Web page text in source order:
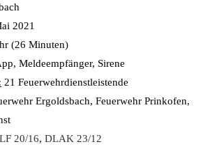
2021
(26 Minuten)
Meldeempfänger, Sirene
21 Feuerwehrdienstleistende
Ergoldsbach, Feuerwehr Prinkofen,
20/16, DLAK 23/12